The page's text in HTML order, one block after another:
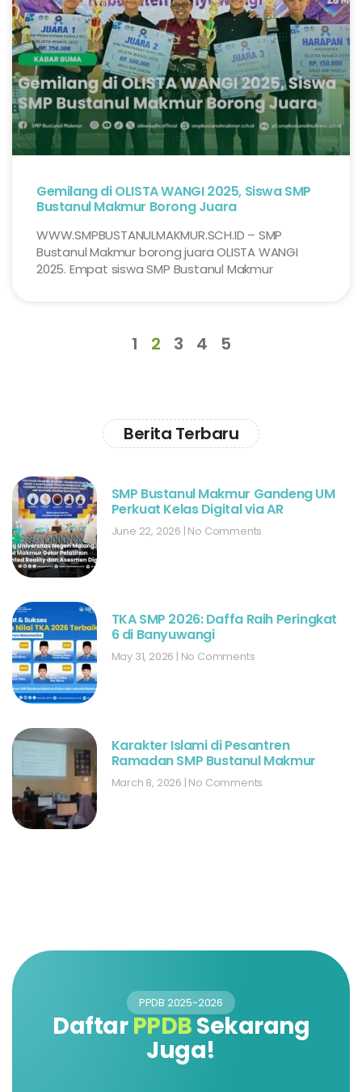
Gemilang di OLISTA WANGI 2025, Siswa SMP
Bustanul Makmur Borong Juara
WWW.SMPBUSTANULMAKMUR.SCH.ID – SMP
Bustanul Makmur borong juara OLISTA WANGI
2025. Empat siswa SMP Bustanul Makmur
1 2 3 4 5
Berita Terbaru
SMP Bustanul Makmur Gandeng UM
Perkuat Kelas Digital via AR
June 22, 2026 No Comments
TKA SMP 2026: Daffa Raih Peringkat
6 di Banyuwangi
May 31, 2026 No Comments
Karakter Islami di Pesantren
Ramadan SMP Bustanul Makmur
March 8, 2026 No Comments
PPDB 2025-2026
DaftarPPDBSekarang
Juga!